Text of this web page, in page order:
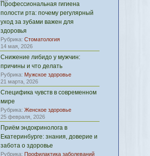
Профессиональная гигиена
полости рта: почему регулярный
уход за зубами важен для
здоровья
Рубрика: Стоматология
14 мая, 2026
Снижение либидо у мужчин:
причины и что делать
Рубрика: Мужское здоровье
21 марта, 2026
Специфика чувств в современном
мире
Рубрика: Женское здоровье
25 февраля, 2026
Приём эндокринолога в
Екатеринбурге: знания, доверие и
забота о здоровье
Рубрика: Профилактика заболеваний